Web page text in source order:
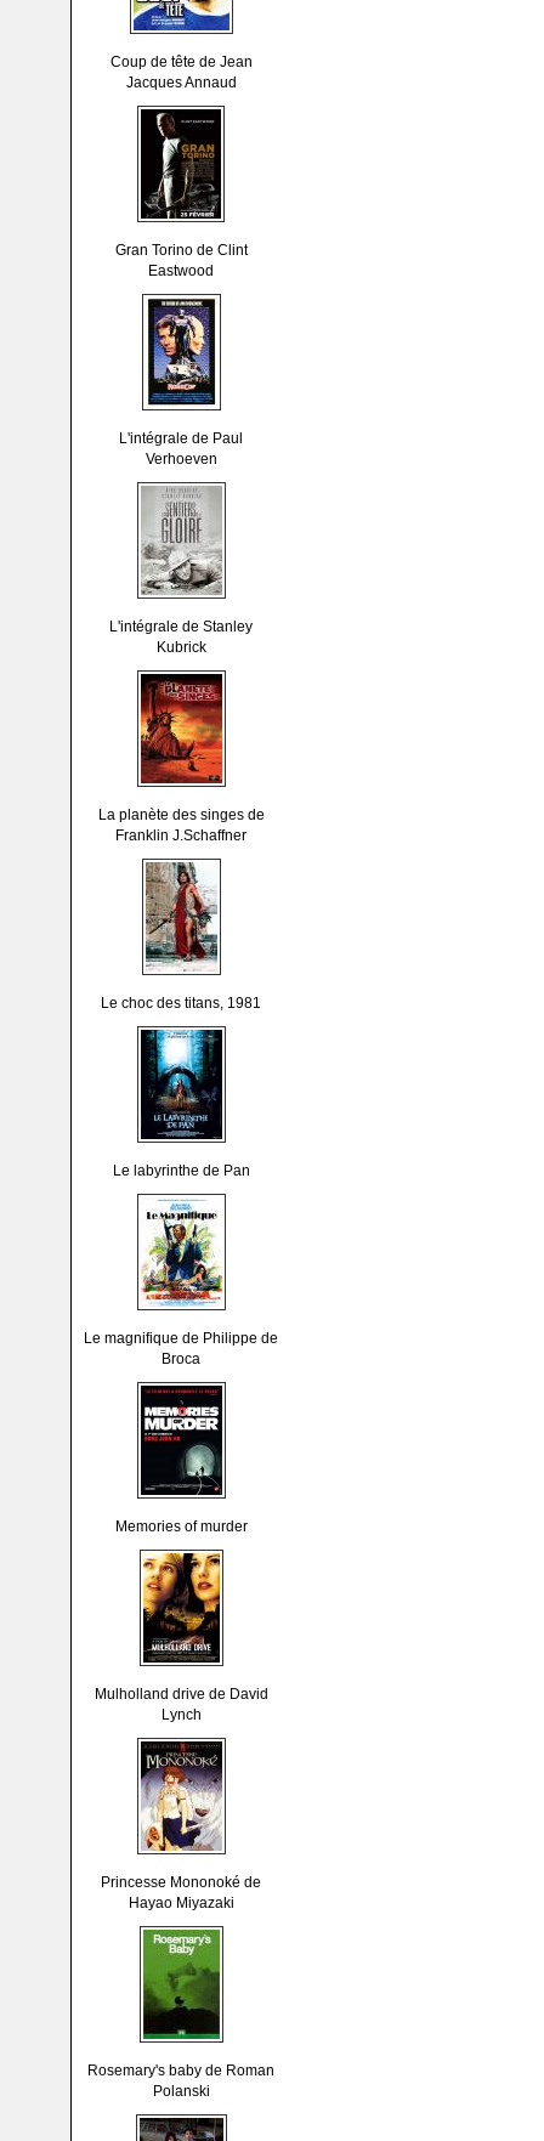
Coup de tête de Jean
Jacques Annaud
Gran Torino de Clint
Eastwood
L'intégrale de Paul
Verhoeven
L'intégrale de Stanley
Kubrick
La planète des singes de
Franklin J.Schaffner
Le choc des titans, 1981
Le labyrinthe de Pan
Le magnifique de Philippe de
Broca
Memories of murder
Mulholland drive de David
Lynch
Princesse Mononoké de
Hayao Miyazaki
Rosemary's baby de Roman
Polanski